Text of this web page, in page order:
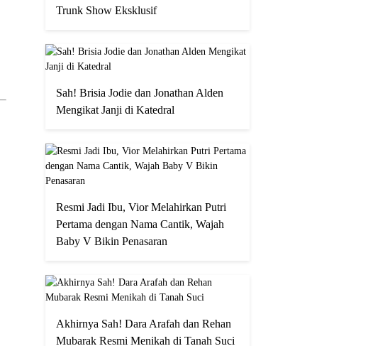
Trunk Show Eksklusif
Sah! Brisia Jodie dan Jonathan Alden
Mengikat Janji di Katedral
Resmi Jadi Ibu, Vior Melahirkan Putri
Pertama dengan Nama Cantik, Wajah
Baby V Bikin Penasaran
Akhirnya Sah! Dara Arafah dan Rehan
Mubarak Resmi Menikah di Tanah Suci